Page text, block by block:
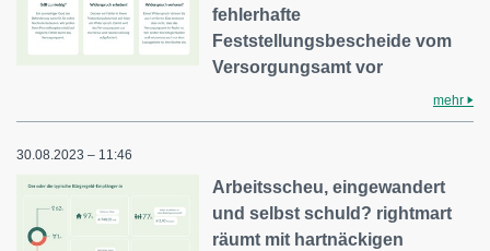
fehlerhafte
Feststellungsbescheide vom
Versorgungsamt vor
mehr
30.08.2023 – 11:46
Arbeitsscheu, eingewandert
und selbst schuld? rightmart
räumt mit hartnäckigen